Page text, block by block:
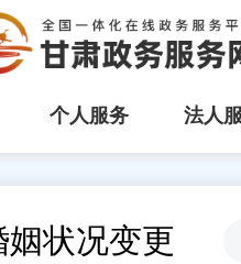
个人服务 法人
姻状况变更